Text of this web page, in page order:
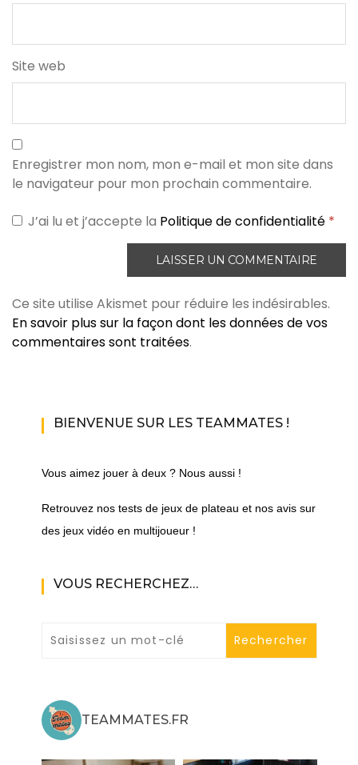
Site web
Enregistrer mon nom, mon e-mail et mon site dans
le navigateur pour mon prochain commentaire.
J’ai lu et j’accepte la Politique de confidentialité *
Ce site utilise Akismet pour réduire les indésirables.
En savoir plus sur la façon dont les données de vos
commentaires sont traitées.
BIENVENUE SUR LES TEAMMATES !
Vous aimez jouer à deux ? Nous aussi !
Retrouvez nos tests de jeux de plateau et nos avis sur
des jeux vidéo en multijoueur !
VOUS RECHERCHEZ…
TEAMMATES.FR